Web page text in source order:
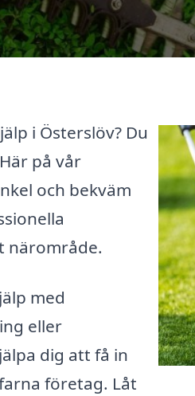
i Österslöv? Du
på vår
och bekväm
närområde.
med
eller
dig att få in
företag. Låt